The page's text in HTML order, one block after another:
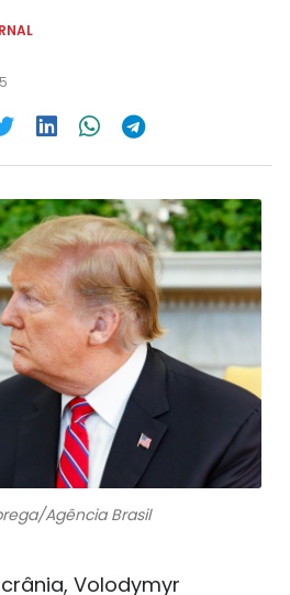
Agência Brasil
Volodymyr